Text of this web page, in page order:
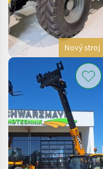
Nový stroj